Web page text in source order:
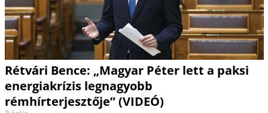
Rétvári Bence: „Magyar Péter lett a paksi
energiakrízis legnagyobb
rémhírterjesztője” (VIDEÓ)